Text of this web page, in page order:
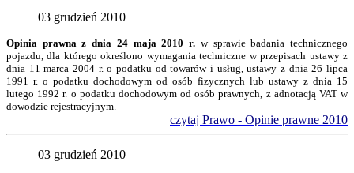
03 grudzień 2010
Opinia prawna z dnia 24 maja 2010 r. w sprawie badania technicznego
pojazdu, dla którego określono wymagania techniczne w przepisach ustawy z
dnia 11 marca 2004 r. o podatku od towarów i usług, ustawy z dnia 26 lipca
1991 r. o podatku dochodowym od osób fizycznych lub ustawy z dnia 15
lutego 1992 r. o podatku dochodowym od osób prawnych, z adnotacją VAT w
dowodzie rejestracyjnym.
czytaj Prawo - Opinie prawne 2010
03 grudzień 2010